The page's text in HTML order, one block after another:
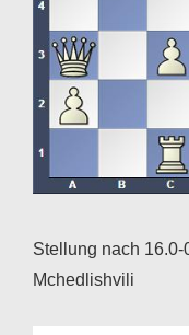
Stellung nach
Mchedlishvili